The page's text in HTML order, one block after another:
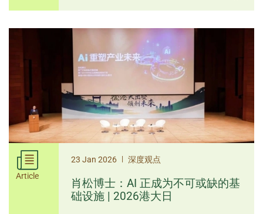
Article
23 Jan 2026 | 深度观点
肖松博士：AI 正成为不可或缺的基
础设施 | 2026港大日